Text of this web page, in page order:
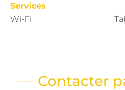
Services
Wi-Fi
Contacter